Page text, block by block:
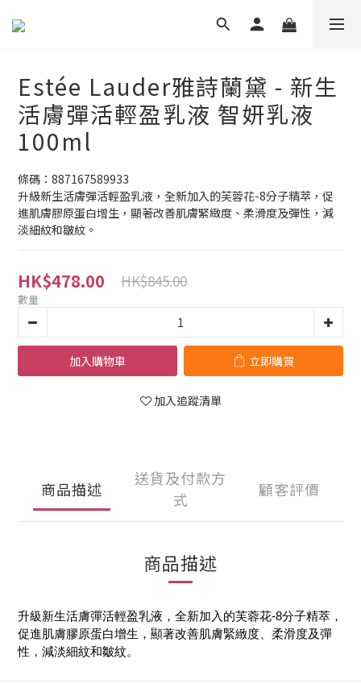
Estée Lauder雅詩蘭黛 - 新生
活膚彈活輕盈乳液 智妍乳液
100ml
條碼：887167589933
升級新生活膚彈活輕盈乳液，全新加入的芙蓉花-8分子精萃，促
進肌膚膠原蛋白增生，顯著改善肌膚緊緻度、柔滑度及彈性，減
淡細紋和皺紋。
HK$478.00 HK$845.00
數量
加入購物車 立即購買
加入追蹤清單
商品描述
送貨及付款方
式
顧客評價
商品描述
升級新生活膚彈活輕盈乳液，全新加入的芙蓉花-8分子精萃，
促進肌膚膠原蛋白增生，顯著改善肌膚緊緻度、柔滑度及彈
性，減淡細紋和皺紋。